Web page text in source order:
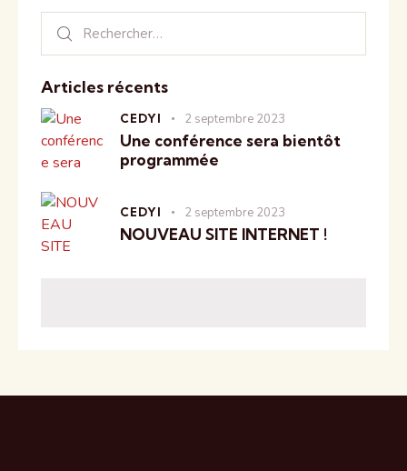
Articles récents
CEDYI 2 septembre 2023
Une conférence sera bientôt
programmée
CEDYI 2 septembre 2023
NOUVEAU SITE INTERNET !